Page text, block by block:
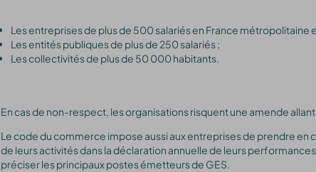
Les entreprises de plus de 500 salariés en France métropolitaine
Les entités publiques de plus de 250 salariés ;
Les collectivités de plus de 50 000 habitants.
En cas de non-respect, les organisations risquent une amende
Le code du commerce impose aussi aux entreprises de prendre en
de leurs activités dans la déclaration annuelle de leurs
préciser les principaux postes émetteurs de GES.